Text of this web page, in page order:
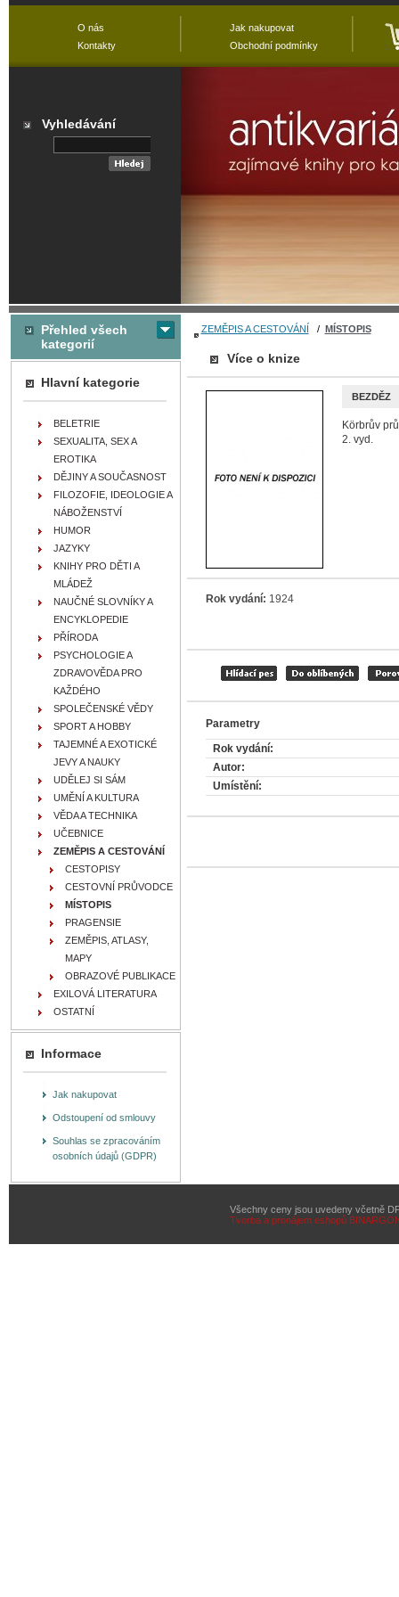
ZEMĚPIS A CESTOVÁNÍ / MÍSTOPIS
Více o knize
BEZDĚZ
Körbrův
2. vyd.
Rok vydání: 1924
Parametry
Rok vydání:
Autor:
Umístění:
Přehled všech
kategorií
Hlavní kategorie
BELETRIE
SEXUALITA, SEX A
EROTIKA
DĚJINY A SOUČASNOST
FILOZOFIE, IDEOLOGIE A
NÁBOŽENSTVÍ
HUMOR
JAZYKY
KNIHY PRO DĚTI A
MLÁDEŽ
NAUČNÉ SLOVNÍKY A
ENCYKLOPEDIE
PŘÍRODA
PSYCHOLOGIE A
ZDRAVOVĚDA PRO
KAŽDÉHO
SPOLEČENSKÉ VĚDY
SPORT A HOBBY
TAJEMNÉ A EXOTICKÉ
JEVY A NAUKY
UDĚLEJ SI SÁM
UMĚNÍ A KULTURA
VĚDA A TECHNIKA
UČEBNICE
ZEMĚPIS A CESTOVÁNÍ
CESTOPISY
CESTOVNÍ PRŮVODCE
MÍSTOPIS
PRAGENSIE
ZEMĚPIS, ATLASY,
MAPY
OBRAZOVÉ PUBLIKACE
EXILOVÁ LITERATURA
OSTATNÍ
Informace
Jak nakupovat
Odstoupení od smlouvy
Souhlas se zpracováním
osobních údajů (GDPR)
Všechny ceny jsou uvedeny včetně
Tvorba a pronájem eshopů
O nás
Kontakty
Jak nakupovat
Obchodní podmínky
Vyhledávání